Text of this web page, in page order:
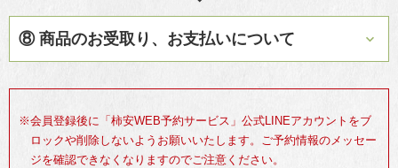
当メッセージはお受取り当日まで大切に保管してください。
⑧ 商品のお受取り、お支払いについて
予約完了LINEメッセージまたはマイページ注文履歴の画面をご提示
一部店舗を除き、お会計は集中レジでのご精算となります。詳しく
は店舗スタッフへお尋ねください。
※会員登録後に「柿安WEB予約サービス」公式LINEアカウントをブ
ロックや削除しないようお願いいたします。ご予約情報のメッセー
ジを確認できなくなりますのでご注意ください。